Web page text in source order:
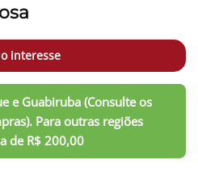
interesse